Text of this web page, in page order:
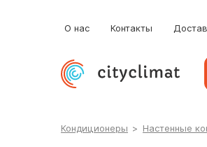
О нас Контакты
Кондиционеры > Настенные